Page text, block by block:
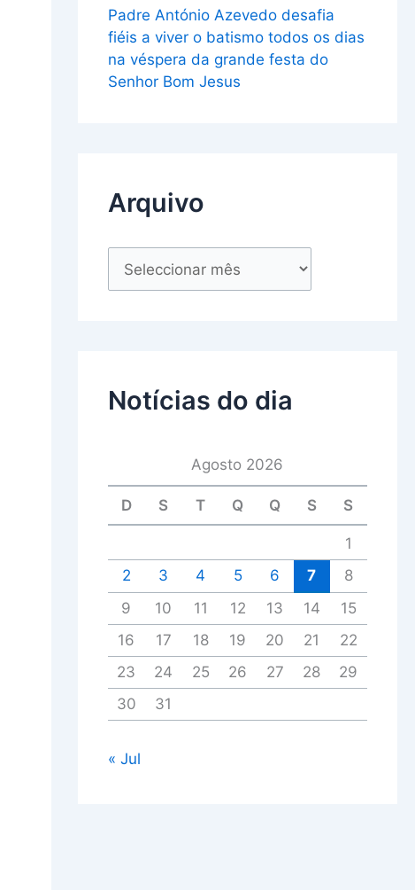
Padre António Azevedo desafia
fiéis a viver o batismo todos os dias
na véspera da grande festa do
Senhor Bom Jesus
Arquivo
Notícias do dia
Agosto 2026
D S T Q Q S S
1
2
3 4 5 6 7
8
9
10 11 12 13 14
15
16
17 18 19 20 21
22
23
24 25 26 27 28
29
30
31
« Jul